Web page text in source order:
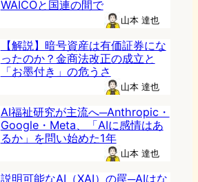
WAICOと国連の間で
山本 達也
【解説】暗号資産は有価証券にな
ったのか？金商法改正の成立と
「お墨付き」の危うさ
山本 達也
AI福祉研究が主流へ─Anthropic・
Google・Meta、「AIに感情はあ
るか」を問い始めた1年
山本 達也
説明可能なAI（XAI）の罠─AIはな